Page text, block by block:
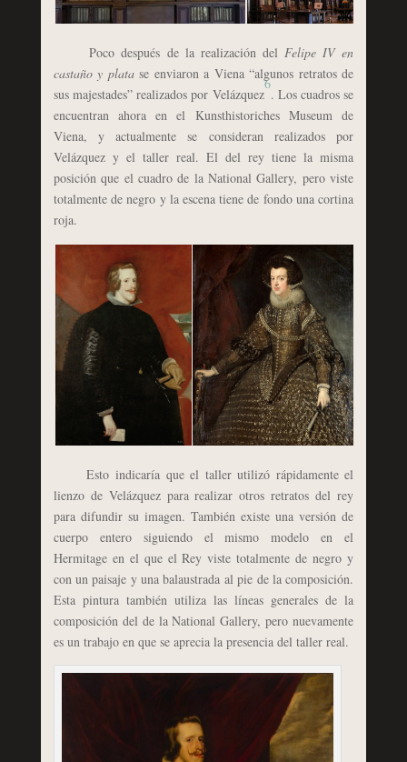
Poco después de la realización del Felipe IV en
castaño y platase enviaron a Viena “algunos retratos de
sus majestades” realizados por Velázquez
6
. Los cuadros se
encuentran ahora en el Kunsthistoriches Museum de
Viena, y actualmente se consideran realizados por
Velázquez y el taller real. El del rey tiene la misma
posición que el cuadro de la National Gallery, pero viste
totalmente de negro y la escena tiene de fondo una cortina
roja.
Esto indicaría que el taller utilizó rápidamente el
lienzo de Velázquez para realizar otros retratos del rey
para difundir su imagen. También existe una versión de
cuerpo entero siguiendo el mismo modelo en el
Hermitage en el que el Rey viste totalmente de negro y
con un paisaje y una balaustrada al pie de la composición.
Esta pintura también utiliza las líneas generales de la
composición del de la National Gallery, pero nuevamente
es un trabajo en que se aprecia la presencia del taller real.